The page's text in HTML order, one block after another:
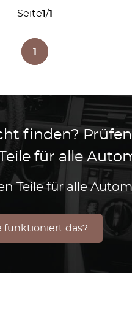
Seite1/1
1
finden?
für alle
Teile für alle
funktioniert das?